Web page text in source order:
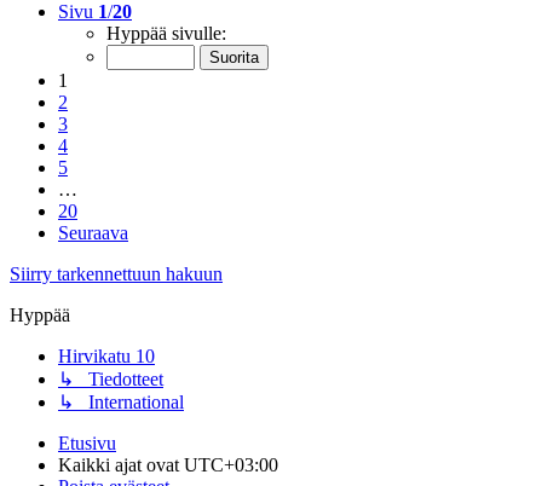
Sivu 1/20
Hyppää sivulle:
1
2
3
4
5
…
20
Seuraava
Siirry tarkennettuun hakuun
Hyppää
Hirvikatu 10
↳ Tiedotteet
↳ International
Etusivu
Kaikki ajat ovatUTC+03:00